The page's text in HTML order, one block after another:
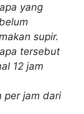
yang
supir.
tersebut
12 jam
per jam dari